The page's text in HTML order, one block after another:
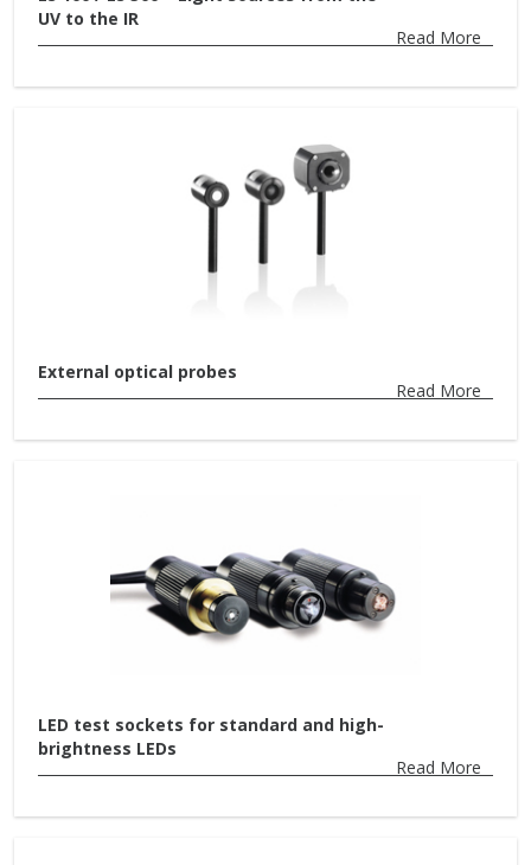
UV to the IR
Read More
External optical probes
Read More
LED test sockets for standard and high-
brightness LEDs
Read More